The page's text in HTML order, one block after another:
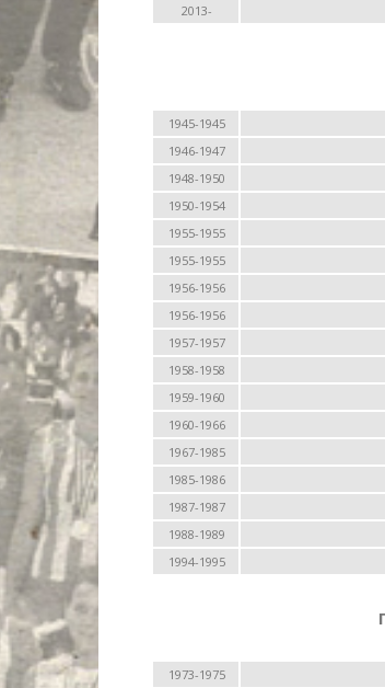
2013-
1945-1945
1946-1947
1948-1950
1950-1954
1955-1955
1955-1955
1956-1956
1956-1956
1957-1957
1958-1958
1959-1960
1960-1966
1967-1985
1985-1986
1987-1987
1988-1989
1994-1995
1973-1975